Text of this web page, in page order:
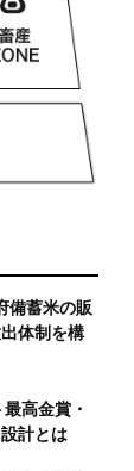
体制を構
高金賞・
計とは